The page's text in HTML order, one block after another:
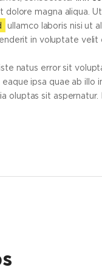
dolore magna aliqua.
ullamco laboris nisi ut
in voluptate velit
natus error sit
ipsa quae ab illo
oluptas sit